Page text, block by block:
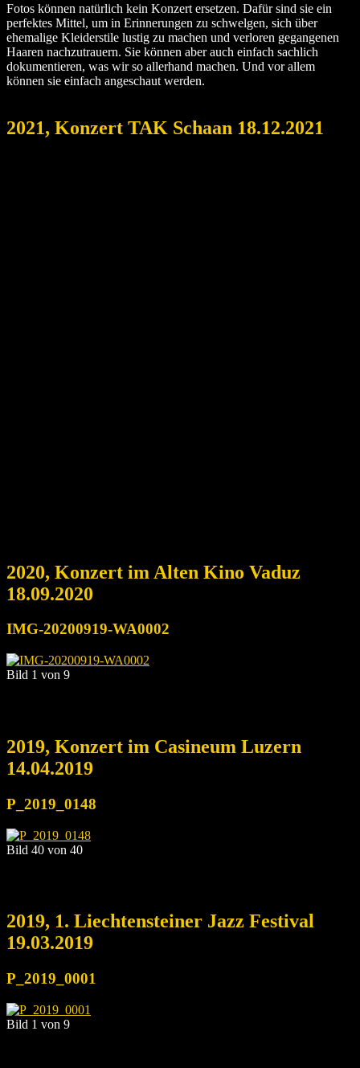
Fotos können natürlich kein Konzert ersetzen. Dafür sind sie ein
perfektes Mittel, um in Erinnerungen zu schwelgen, sich über
ehemalige Kleiderstile lustig zu machen und verloren gegangenen
Haaren nachzutrauern. Sie können aber auch einfach sachlich
dokumentieren, was wir so allerhand machen. Und vor allem
können sie einfach angeschaut werden.
2021, Konzert TAK Schaan 18.12.2021
2020, Konzert im Alten Kino Vaduz
18.09.2020
IMG-20200919-WA0002
Bild 1 von 9
2019, Konzert im Casineum Luzern
14.04.2019
P_2019_0148
Bild 40 von 40
2019, 1. Liechtensteiner Jazz Festival
19.03.2019
P_2019_0001
Bild 1 von 9